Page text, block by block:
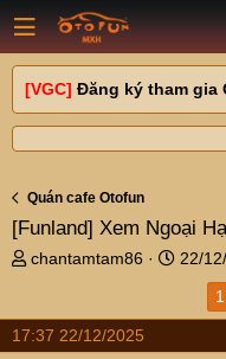
[VGC] Đăng ký tham gia
Quán cafe Otofun
[Funland] Xem Ngoại
T
e
a
chantamtam86
N
y
22/
1
17:37 22/12/2025